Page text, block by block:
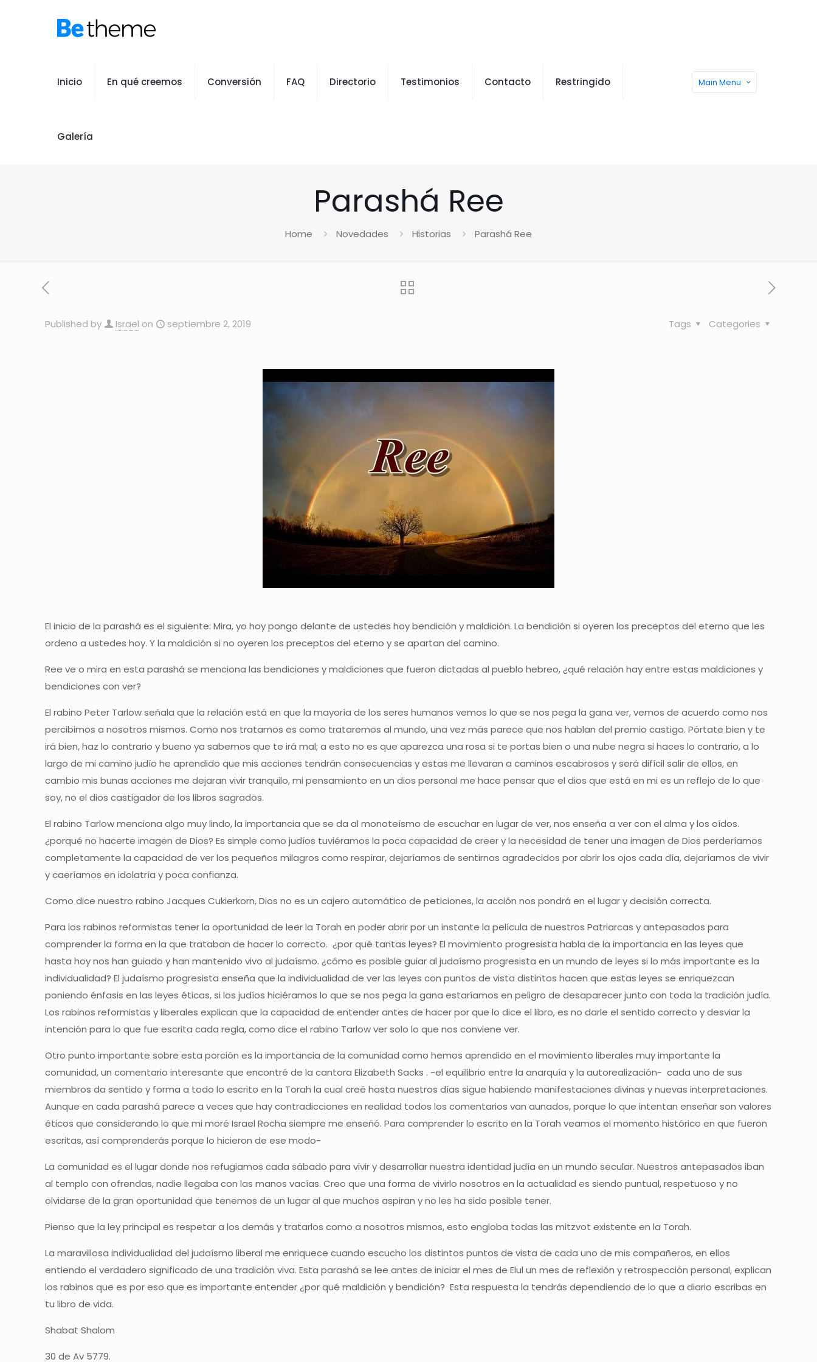
Inicio En qué creemos Conversión FAQ Directorio Testimonios Contacto Restringido
Galería
Main Menu
Parashá Ree
Home Novedades Historias Parashá Ree
Published by Israel on septiembre 2, 2019 Categories
Tags
El inicio de la parashá es el siguiente: Mira, yo hoy pongo delante de ustedes hoy bendición y maldición. La bendición si oyeren los preceptos del eterno que les
ordeno a ustedes hoy. Y la maldición si no oyeren los preceptos del eterno y se apartan del camino.
Ree ve o mira en esta parashá se menciona las bendiciones y maldiciones que fueron dictadas al pueblo hebreo, ¿qué relación hay entre estas maldiciones y
bendiciones con ver?
El rabino Peter Tarlow señala que la relación está en que la mayoría de los seres humanos vemos lo que se nos pega la gana ver, vemos de acuerdo como nos
percibimos a nosotros mismos. Como nos tratamos es como trataremos al mundo, una vez más parece que nos hablan del premio castigo. Pórtate bien y te
irá bien, haz lo contrario y bueno ya sabemos que te irá mal; a esto no es que aparezca una rosa si te portas bien o una nube negra si haces lo contrario, a lo
largo de mi camino judío he aprendido que mis acciones tendrán consecuencias y estas me llevaran a caminos escabrosos y será difícil salir de ellos, en
cambio mis bunas acciones me dejaran vivir tranquilo, mi pensamiento en un dios personal me hace pensar que el dios que está en mi es un reflejo de lo que
soy, no el dios castigador de los libros sagrados.
El rabino Tarlow menciona algo muy lindo, la importancia que se da al monoteísmo de escuchar en lugar de ver, nos enseña a ver con el alma y los oídos.
¿porqué no hacerte imagen de Dios? Es simple como judíos tuviéramos la poca capacidad de creer y la necesidad de tener una imagen de Dios perderíamos
completamente la capacidad de ver los pequeños milagros como respirar, dejaríamos de sentirnos agradecidos por abrir los ojos cada día, dejaríamos de vivir
y caeríamos en idolatría y poca confianza.
Como dice nuestro rabino Jacques Cukierkorn, Dios no es un cajero automático de peticiones, la acción nos pondrá en el lugar y decisión correcta.
Para los rabinos reformistas tener la oportunidad de leer la Torah en poder abrir por un instante la película de nuestros Patriarcas y antepasados para
comprender la forma en la que trataban de hacer lo correcto. ¿por qué tantas leyes? El movimiento progresista habla de la importancia en las leyes que
hasta hoy nos han guiado y han mantenido vivo al judaísmo. ¿cómo es posible guiar al judaísmo progresista en un mundo de leyes si lo más importante es la
individualidad? El judaísmo progresista enseña que la individualidad de ver las leyes con puntos de vista distintos hacen que estas leyes se enriquezcan
poniendo énfasis en las leyes éticas, si los judíos hiciéramos lo que se nos pega la gana estaríamos en peligro de desaparecer junto con toda la tradición judía.
Los rabinos reformistas y liberales explican que la capacidad de entender antes de hacer por que lo dice el libro, es no darle el sentido correcto y desviar la
intención para lo que fue escrita cada regla, como dice el rabino Tarlow ver solo lo que nos conviene ver.
Otro punto importante sobre esta porción es la importancia de la comunidad como hemos aprendido en el movimiento liberales muy importante la
comunidad, un comentario interesante que encontré de la cantora Elizabeth Sacks . -el equilibrio entre la anarquía y la autorealización- cada uno de sus
miembros da sentido y forma a todo lo escrito en la Torah la cual creé hasta nuestros días sigue habiendo manifestaciones divinas y nuevas interpretaciones.
Aunque en cada parashá parece a veces que hay contradicciones en realidad todos los comentarios van aunados, porque lo que intentan enseñar son valores
éticos que considerando lo que mi moré Israel Rocha siempre me enseñó. Para comprender lo escrito en la Torah veamos el momento histórico en que fueron
escritas, así comprenderás porque lo hicieron de ese modo-
La comunidad es el lugar donde nos refugiamos cada sábado para vivir y desarrollar nuestra identidad judía en un mundo secular. Nuestros antepasados iban
al templo con ofrendas, nadie llegaba con las manos vacías. Creo que una forma de vivirlo nosotros en la actualidad es siendo puntual, respetuoso y no
olvidarse de la gran oportunidad que tenemos de un lugar al que muchos aspiran y no les ha sido posible tener.
Pienso que la ley principal es respetar a los demás y tratarlos como a nosotros mismos, esto engloba todas las mitzvot existente en la Torah.
La maravillosa individualidad del judaísmo liberal me enriquece cuando escucho los distintos puntos de vista de cada uno de mis compañeros, en ellos
entiendo el verdadero significado de una tradición viva. Esta parashá se lee antes de iniciar el mes de Elul un mes de reflexión y retrospección personal, explican
los rabinos que es por eso que es importante entender ¿por qué maldición y bendición? Esta respuesta la tendrás dependiendo de lo que a diario escribas en
tu libro de vida.
Shabat Shalom
30 de Av 5779.